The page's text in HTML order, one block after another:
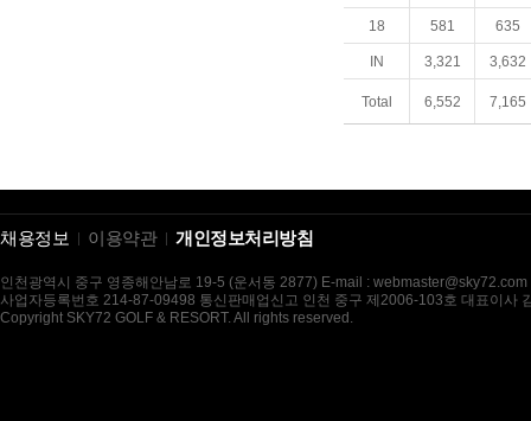
18 581 635
IN 3,321 3,632
Total 6,552 7,165
채용정보 이용약관 개인정보처리방침
인천광역시 중구 영종해안남로 19-5 (운서동 2877) E-mail : webmaster@sky72.com
사업자등록번호 214-87-09498 통신판매업신고 인천 중구 제2006-103호 대표이사
Copyright SKY72 GOLF & RESORT. All rights reserved.